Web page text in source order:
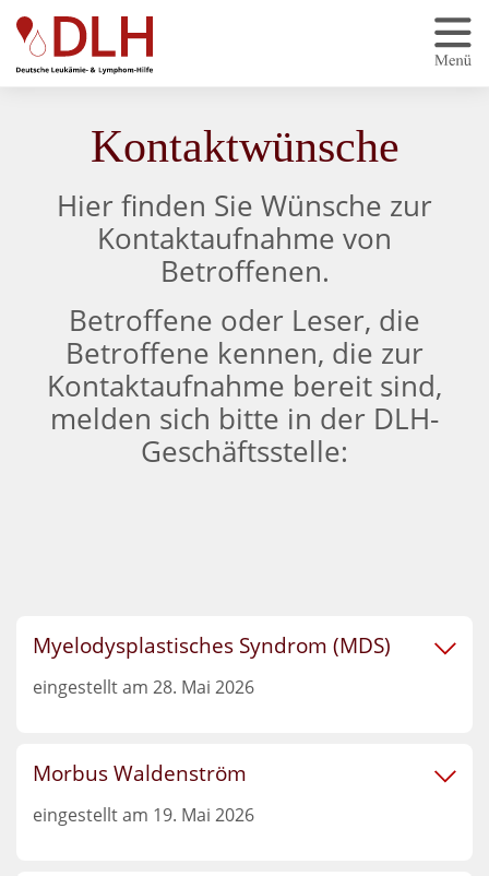
Zum Hauptinhalt springen
Kontaktwünsche
Hier finden Sie Wünsche zur
Kontaktaufnahme von
Betroffenen.
Betroffene oder Leser, die
Betroffene kennen, die zur
Kontaktaufnahme bereit sind,
melden sich bitte in der DLH-
Geschäftsstelle:
Myelodysplastisches Syndrom (MDS)
eingestellt am 28. Mai 2026
Morbus Waldenström
eingestellt am 19. Mai 2026